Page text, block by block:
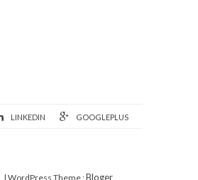
LINKEDIN GOOGLEPLUS
| WordPress Theme :Bloger